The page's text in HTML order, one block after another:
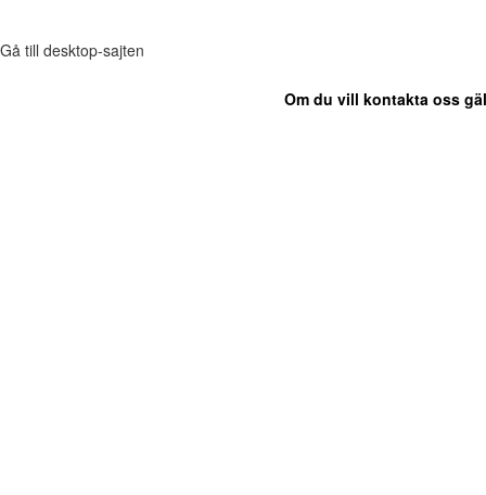
Gå till desktop-sajten
Om du vill kontakta oss